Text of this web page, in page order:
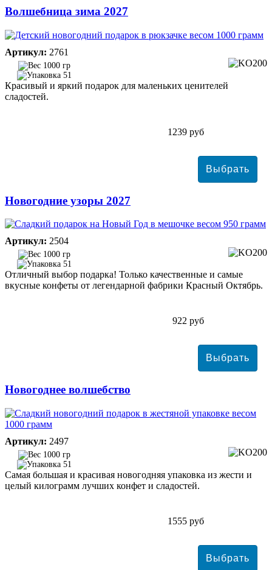
Волшебница зима 2027
Артикул: 2761
1000 гр
51
Красивый и яркий подарок для маленьких ценителей
сладостей.
1239 руб
Новогодние узоры 2027
Артикул: 2504
1000 гр
51
Отличный выбор подарка! Только качественные и самые
вкусные конфеты от легендарной фабрики Красный Октябрь.
922 руб
Новогоднее волшебство
Артикул: 2497
1000 гр
51
Самая большая и красивая новогодняя упаковка из жести и
целый килограмм лучших конфет и сладостей.
1555 руб